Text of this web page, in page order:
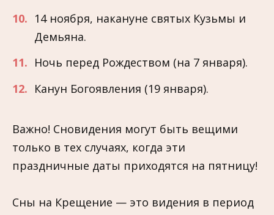
14 ноября, накануне святых Кузьмы и
Демьяна.
Ночь перед Рождеством (на 7 января).
Канун Богоявления (19 января).
Важно! Сновидения могут быть вещими
только в тех случаях, когда эти
праздничные даты приходятся на пятницу!
Сны на Крещение — это видения в период